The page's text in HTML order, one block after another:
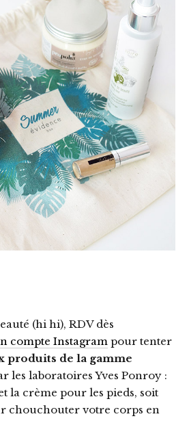
(hi hi), RDV dès
compte Instagram pour tenter
produits de la gamme
les laboratoires Yves Ponroy :
la crème pour les pieds, soit
chouchouter votre corps en